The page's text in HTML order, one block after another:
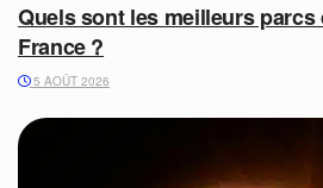
Quels sont les meilleurs parcs
France ?
5 AOÛT 2026